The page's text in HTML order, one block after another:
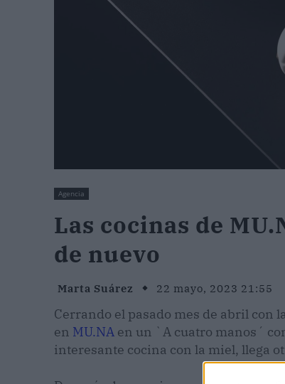
Agencia
Las cocinas de
de nuevo
Marta Suárez 22 mayo, 2023 21:55
Cerrando el pasado mes de abril con
en MU.NA en un `A cuatro manos´
interesante cocina con la miel, llega